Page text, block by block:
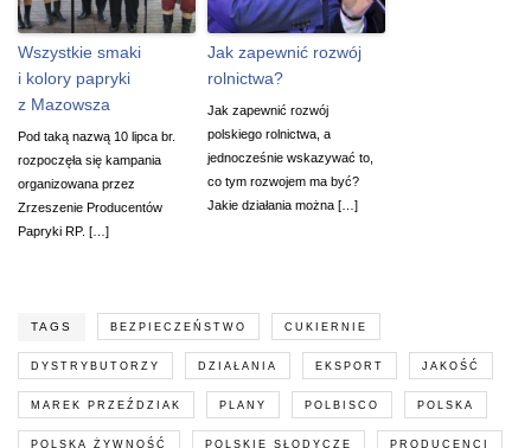
Wszystkie smaki
i kolory papryki
z Mazowsza
Pod taką nazwą 10 lipca br.
rozpoczęła się kampania
organizowana przez
Zrzeszenie Producentów
Papryki RP. […]
Jak zapewnić rozwój
rolnictwa?
Jak zapewnić rozwój
polskiego rolnictwa, a
jednocześnie wskazywać to,
co tym rozwojem ma być?
Jakie działania można […]
TAGS BEZPIECZEŃSTWO CUKIERNIE
DYSTRYBUTORZY DZIAŁANIA EKSPORT JAKOŚĆ
MAREK PRZEŹDZIAK PLANY POLBISCO POLSKA
POLSKA ŻYWNOŚĆ POLSKIE SŁODYCZE PRODUCENCI